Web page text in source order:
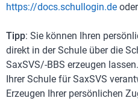
https://docs.schullogin.de
Tipp: Sie können Ihren
direkt in der Schule über die
SaxSVS/-BBS erzeugen
Ihrer Schule für SaxSVS
Erzeugen Ihrer persönlichen